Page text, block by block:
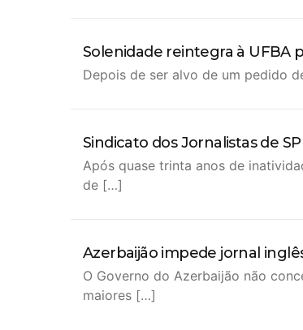
Solenidade reintegra à UFBA
Depois de ser alvo de um pedido
Sindicato dos Jornalistas de
Após quase trinta anos de
de […]
Azerbaijão impede jornal
O Governo do Azerbaijão não
maiores […]